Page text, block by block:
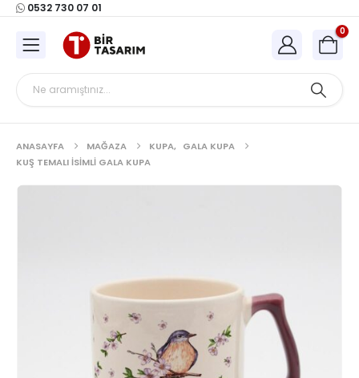
0532 730 07 01
0
ANASAYFA MAĞAZA KUPA, GALA KUPA
KUŞ TEMALI İSIMLI GALA KUPA